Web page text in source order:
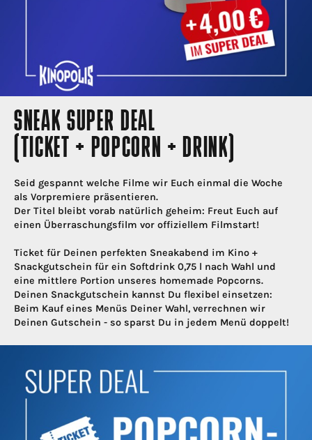
SNEAK SUPER DEAL
(TICKET + POPCORN + DRINK)
Seid gespannt welche Filme wir Euch einmal die Woche
als Vorpremiere präsentieren.
Der Titel bleibt vorab natürlich geheim: Freut Euch auf
einen Überraschungsfilm vor offiziellem Filmstart!
Ticket für Deinen perfekten Sneakabend im Kino +
Snackgutschein für ein Softdrink 0,75 l nach Wahl und
eine mittlere Portion unseres homemade Popcorns.
Deinen Snackgutschein kannst Du flexibel einsetzen:
Beim Kauf eines Menüs Deiner Wahl, verrechnen wir
Deinen Gutschein - so sparst Du in jedem Menü doppelt!